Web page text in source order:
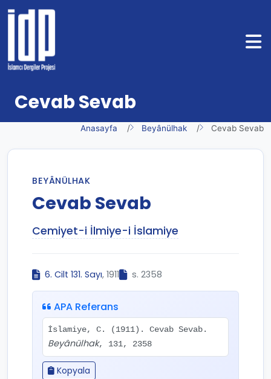
Cevab Sevab
Anasayfa Beyânülhak Cevab Sevab
BEYÂNÜLHAK
Cevab Sevab
Cemiyet-i İlmiye-i İslamiye
6. Cilt 131. Sayı, 1911 s. 2358
APA Referans
İslamiye, C. (1911). Cevab Sevab.
Beyânülhak, 131, 2358
Kopyala